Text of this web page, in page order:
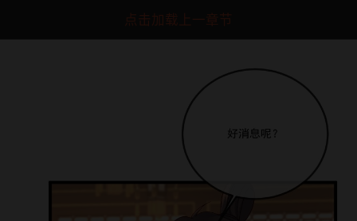
点击加载上一章节